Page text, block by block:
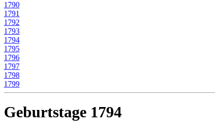
1790
1791
1792
1793
1794
1795
1796
1797
1798
1799
Geburtstage 1794